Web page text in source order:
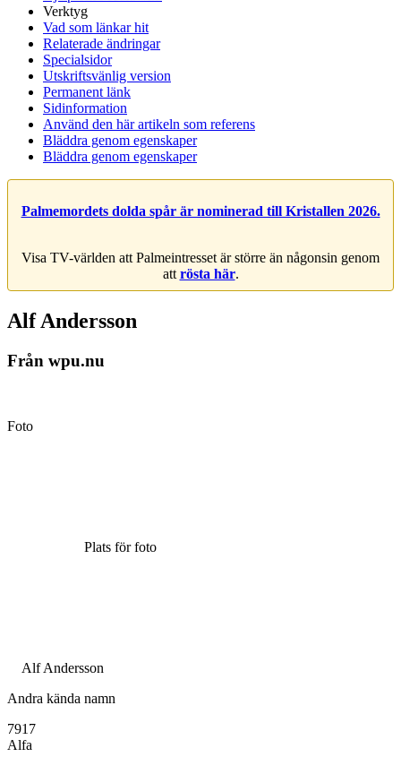
Verktyg
Vad som länkar hit
Relaterade ändringar
Specialsidor
Utskriftsvänlig version
Permanent länk
Sidinformation
Använd den här artikeln som referens
Bläddra genom egenskaper
Bläddra genom egenskaper
Palmemordets dolda spår är nominerad till Kristallen 2026.
Visa TV-världen att Palmeintresset är större än någonsin genom
att rösta här.
Alf Andersson
Från wpu.nu
Foto
Plats för foto
Alf Andersson
Andra kända namn
7917
Alfa